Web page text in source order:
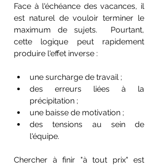
Face à l'échéance des vacances, il
est naturel de vouloir terminer le
maximum de sujets.  Pourtant,
cette logique peut rapidement
produire l'effet inverse :
une surcharge de travail ;
des erreurs liées à la
précipitation ;
une baisse de motivation ;
des tensions au sein de
l'équipe.
Chercher à finir "à tout prix" est